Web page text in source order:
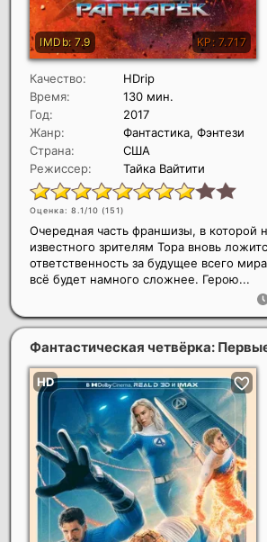
Качество:
HDrip
Время:
130 мин.
Год:
2017
Жанр:
Фантастика, Фэнтези
Страна:
США
Режиссер:
Тайка Вайтити
Оценка: 8.1/10 (151)
Очередная часть франшизы, в которой
известного зрителям Тора вновь
ответственность за будущее всего
всё будет намного сложнее. Герою...
Фантастическая четвёрка: